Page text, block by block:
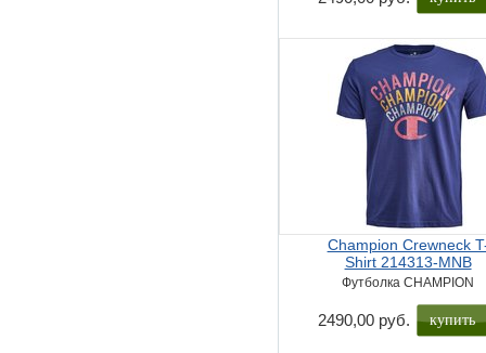
Champion Crewneck
Shirt 214313-MNB
Футболка CHAMPION
2490,00 руб. купить